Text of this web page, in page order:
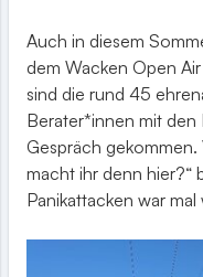
Auch in diesem
dem Wacken Open
sind die rund 45
Berater*innen mit den
Gespräch gekommen.
macht ihr denn hier?“
Panikattacken war